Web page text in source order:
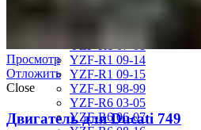
YZF-R1 00-01
YZF-R1 09-14
YZF-R1 09-15
YZF-R1 98-99
YZF-R6 03-05
YZF-R6 06-07
Просмотр
Отложить
Close
Двигатель для Ducati 749